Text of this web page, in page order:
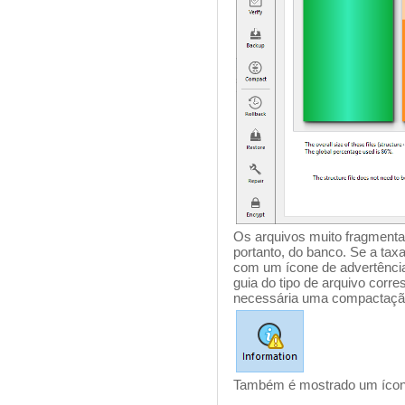
Os arquivos muito
portanto, do banco. Se a
com um ícone de
guia do tipo de arquivo
necessária uma
Também é mostrado um